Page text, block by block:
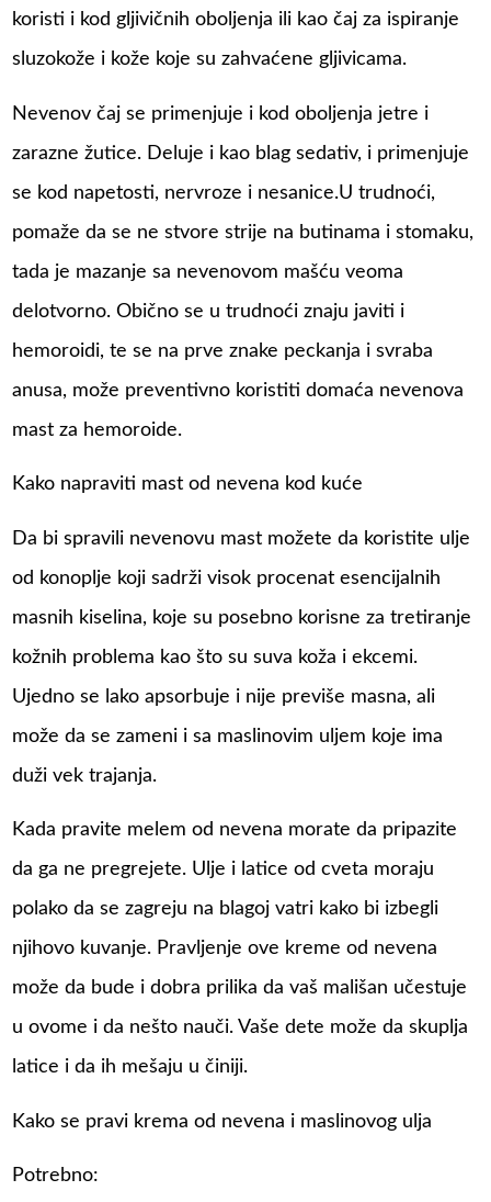
koristi i kod gljivičnih oboljenja ili kao čaj za ispiranje
sluzokože i kože koje su zahvaćene gljivicama.
Nevenov čaj se primenjuje i kod oboljenja jetre i
zarazne žutice. Deluje i kao blag sedativ, i primenjuje
se kod napetosti, nervroze i nesanice.U trudnoći,
pomaže da se ne stvore strije na butinama i stomaku,
tada je mazanje sa nevenovom mašću veoma
delotvorno. Obično se u trudnoći znaju javiti i
hemoroidi, te se na prve znake peckanja i svraba
anusa, može preventivno koristiti domaća nevenova
mast za hemoroide.
Kako napraviti mast od nevena kod kuće
Da bi spravili nevenovu mast možete da koristite ulje
od konoplje koji sadrži visok procenat esencijalnih
masnih kiselina, koje su posebno korisne za tretiranje
kožnih problema kao što su suva koža i ekcemi.
Ujedno se lako apsorbuje i nije previše masna, ali
može da se zameni i sa maslinovim uljem koje ima
duži vek trajanja.
Kada pravite melem od nevena morate da pripazite
da ga ne pregrejete. Ulje i latice od cveta moraju
polako da se zagreju na blagoj vatri kako bi izbegli
njihovo kuvanje. Pravljenje ove kreme od nevena
može da bude i dobra prilika da vaš mališan učestuje
u ovome i da nešto nauči. Vaše dete može da skuplja
latice i da ih mešaju u činiji.
Kako se pravi krema od nevena i maslinovog ulja
Potrebno: